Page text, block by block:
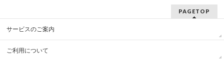
PAGETOP
サービスのご案内
ご利用について